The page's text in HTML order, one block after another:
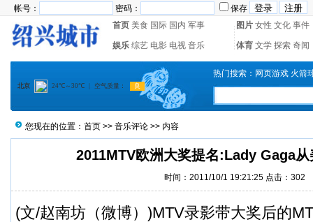
帐号： 密码：
保存
首页 美食 国际 国内 军事 图片 女性 文化 事件
娱乐 综艺 电影 电视 音乐 体育 文学 探索 奇闻
热门搜索： 网页游戏 火箭
您现在的位置： 首页 >> 音乐评论 >> 内容
2011MTV欧洲大奖提名:Lady Gaga
时间：2011/10/1 19:21:25 点击： 302
(文/赵南坊（微博）)MTV录影带大奖后的